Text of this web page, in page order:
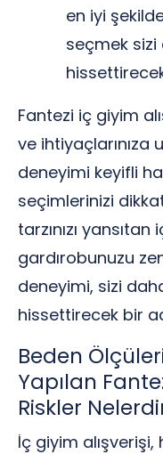
en iyi
seçmek
Fantezi iç giyim
ve ihtiyaçlarınıza
deneyimi keyifli
seçimlerinizi
tarzınızı
gardırobunuzu
deneyimi, sizi
hissettirecek bir
Beden
Yapılan
Riskler
İç giyim